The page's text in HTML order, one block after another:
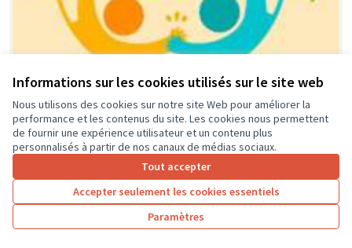
Informations sur les cookies utilisés sur le site web
Nous utilisons des cookies sur notre site Web pour améliorer la
performance et les contenus du site. Les cookies nous permettent
de fournir une expérience utilisateur et un contenu plus
personnalisés à partir de nos canaux de médias sociaux.
Tout accepter
Accepter seulement les cookies essentiels
Paramètres
Financement équipement, activités
et animations locales dédié aux
jeunes de l'éco-quartier et leurs
parents.
Soumis
association ECO-QUARTIER LA GUIGNARDIERE 0 0